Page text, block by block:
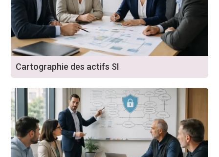
Cartographie des actifs SI